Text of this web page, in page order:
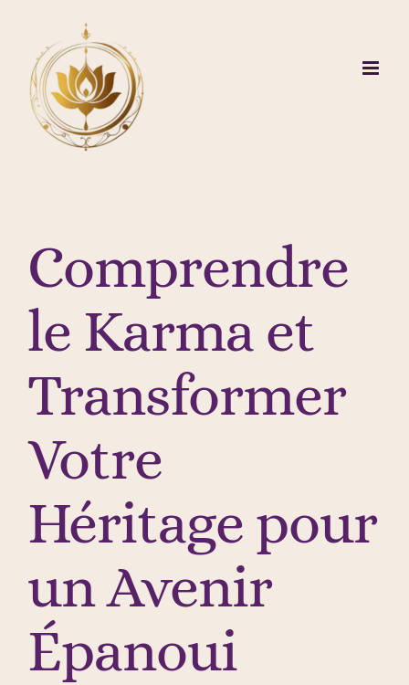
contenu
Comprendre
le Karma et
Transformer
Votre
Héritage pour
un Avenir
Épanoui